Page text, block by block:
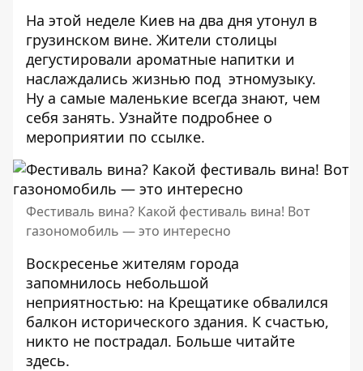
На этой неделе Киев на два дня утонул в
грузинском вине. Жители столицы
дегустировали ароматные напитки и
наслаждались жизнью под этномузыку.
Ну а самые маленькие всегда знают, чем
себя занять. Узнайте подробнее о
мероприятии по ссылке.
Фестиваль вина? Какой фестиваль вина! Вот
газономобиль — это интересно
Воскресенье жителям города
запомнилось небольшой
неприятностью: на Крещатике обвалился
балкон исторического здания. К счастью,
никто не пострадал. Больше читайте
здесь.